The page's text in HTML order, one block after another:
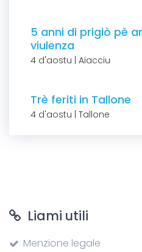
5 anni di prigiò pè
viulenza
4 d'aostu | Aiacciu
Trè feriti in Tallone
4 d'aostu | Tallone
Liami utili
Menzione legale